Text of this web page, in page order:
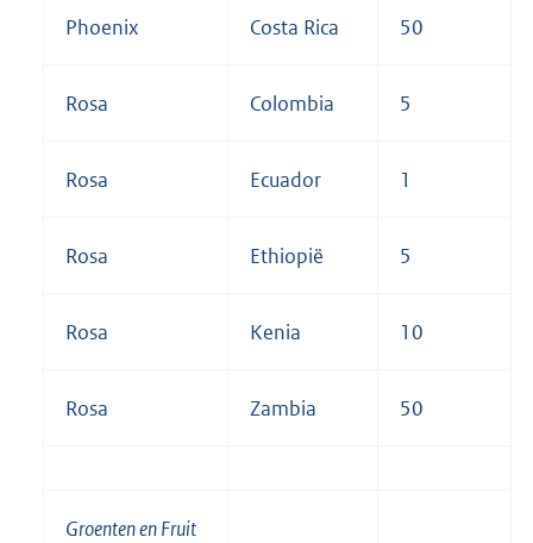
Phoenix Costa Rica 50
Rosa Colombia 5
Rosa Ecuador 1
Rosa Ethiopië 5
Rosa Kenia 10
Rosa Zambia 50
Groenten en Fruit